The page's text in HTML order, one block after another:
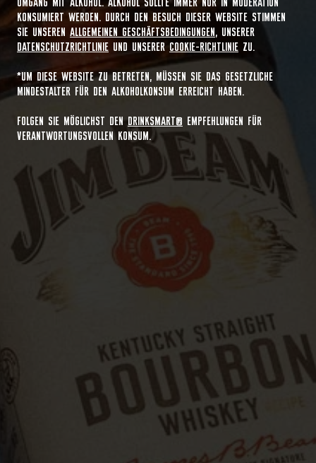
UMGANG MIT ALKOHOL. ALKOHOL SOLLTE IMMER NUR IN MODERATION
KONSUMIERT WERDEN. DURCH DEN BESUCH DIESER WEBSITE STIMMEN
SIE UNSEREN ALLGEMEINEN GESCHÄFTSBEDINGUNGEN, UNSERER
DATENSCHUTZRICHTLINIE UND UNSERER COOKIE-RICHTLINIE ZU.
*UM DIESE WEBSITE ZU BETRETEN, MÜSSEN SIE DAS GESETZLICHE
MINDESTALTER FÜR DEN ALKOHOLKONSUM ERREICHT HABEN.
FOLGEN SIE MÖGLICHST DENDRINKSMART® EMPFEHLUNGEN FÜR
VERANTWORTUNGSVOLLEN KONSUM.